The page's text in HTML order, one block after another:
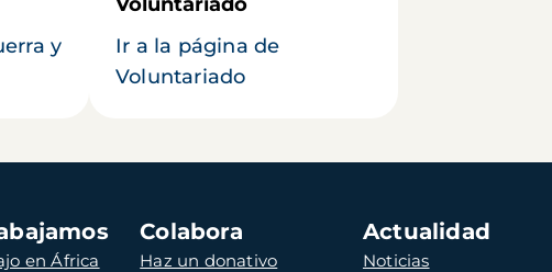
y
Ir a la página de
Voluntariado
en África
Colabora
Haz un donativo
Actualidad
Noticias